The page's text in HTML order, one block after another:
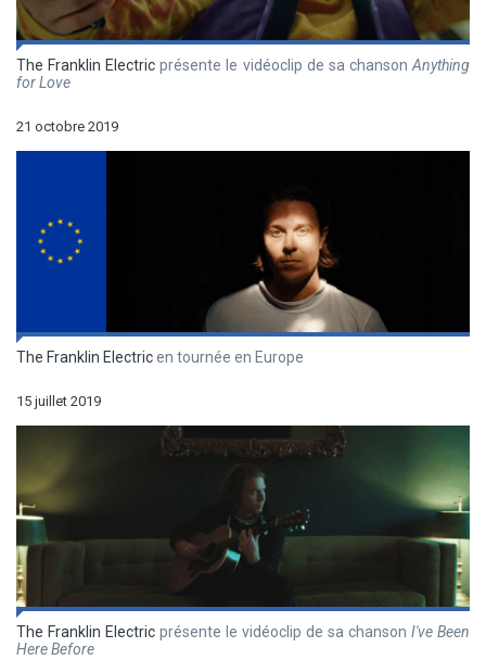
The Franklin Electric présente le vidéoclip de sa chansonAnything
for Love
21 octobre 2019
The Franklin Electricen tournée en Europe
15 juillet 2019
The Franklin Electric présente le vidéoclip de sa chanson I've Been
Here Before